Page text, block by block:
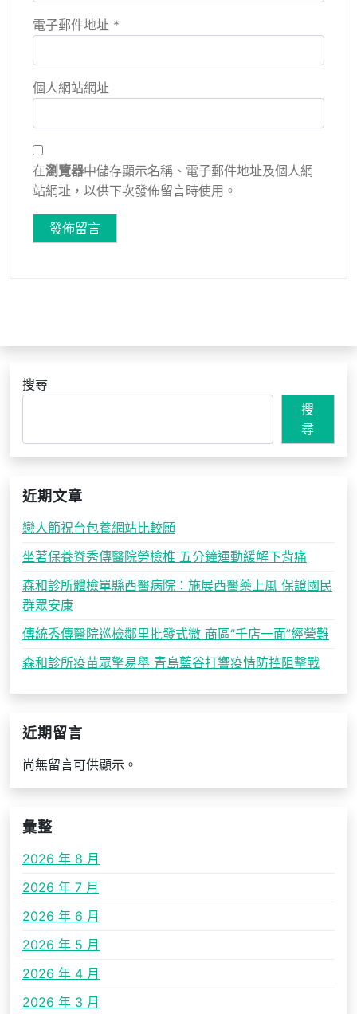
電子郵件地址 *
個人網站網址
在瀏覽器中儲存顯示名稱、電子郵件地址及個人網
站網址，以供下次發佈留言時使用。
搜尋
搜
尋
近期文章
戀人節祝台包養網站比較願
坐著保養脊秀傳醫院勞檢椎 五分鐘運動緩解下背痛
森和診所體檢單縣西醫病院：施展西醫藥上風 保證國民
群眾安康
傳統秀傳醫院巡檢鄰里批發式微 商區“千店一面”經營難
森和診所疫苗眾擎易舉 青島藍谷打響疫情防控阻擊戰
近期留言
尚無留言可供顯示。
彙整
2026 年 8 月
2026 年 7 月
2026 年 6 月
2026 年 5 月
2026 年 4 月
2026 年 3 月